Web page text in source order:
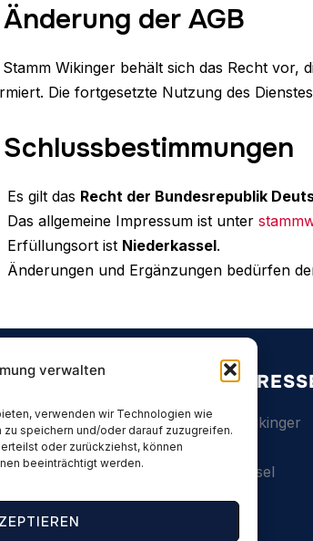
verwalten
verwenden wir Technologien wie
speichern und/oder darauf zuzugreifen.
oder zurückziehst, können
beeinträchtigt werden.
der AGB
Wikinger behält sich das Recht vor,
Die fortgesetzte Nutzung des
Es gilt das Recht der Bundesrepublik
Das allgemeine Impressum ist unter
Erfüllungsort ist Niederkassel.
Änderungen und Ergänzungen bedürfen
UNSERE
DPBM Stamm Wikinger
Talstraße 27
53859 Niederkassel